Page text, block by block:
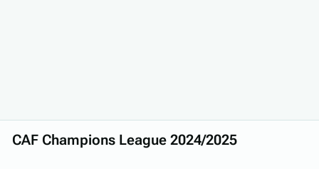
CAF Champions League 2024/2025